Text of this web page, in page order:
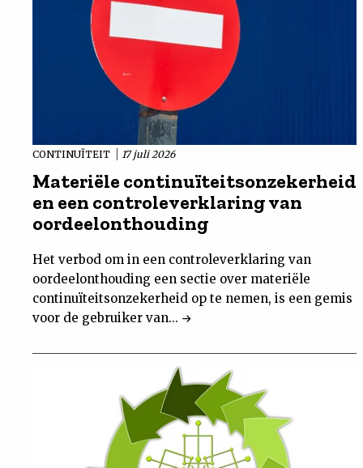
CONTINUÏTEIT 17 juli 2026
Materiële continuïteitsonzekerheid
en een controleverklaring van
oordeelonthouding
Het verbod om in een controleverklaring van
oordeelonthouding een sectie over materiële
continuïteitsonzekerheid op te nemen, is een gemis
voor de gebruiker van...